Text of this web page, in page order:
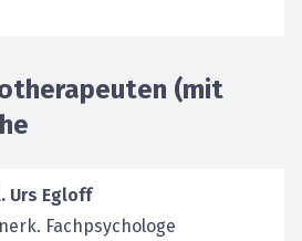
(mit
Urs Egloff
Fachpsychologe